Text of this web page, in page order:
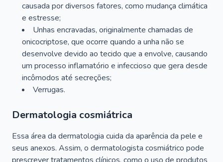
causada por diversos fatores, como mudança climática
e estresse;
Unhas encravadas, originalmente chamadas de
onicocriptose, que ocorre quando a unha não se
desenvolve devido ao tecido que a envolve, causando
um processo inflamatório e infeccioso que gera desde
incômodos até secreções;
Verrugas.
Dermatologia cosmiátrica
Essa área da dermatologia cuida da aparência da pele e
seus anexos. Assim, o dermatologista cosmiátrico pode